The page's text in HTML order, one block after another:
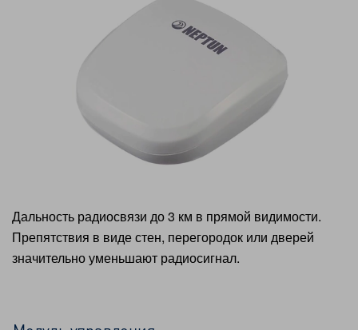
Дальность радиосвязи до 3 км в прямой видимости.
Препятствия в виде стен, перегородок или дверей
значительно уменьшают радиосигнал.